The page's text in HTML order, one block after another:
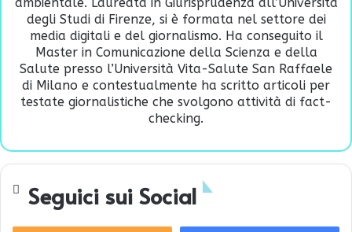
ambientale. Laureata in Giurisprudenza all’Università
degli Studi di Firenze, si è formata nel settore dei
media digitali e del giornalismo. Ha conseguito il
Master in Comunicazione della Scienza e della
Salute presso l’Università Vita-Salute San Raffaele
di Milano e contestualmente ha scritto articoli per
testate giornalistiche che svolgono attività di fact-
checking.
Seguici sui Social